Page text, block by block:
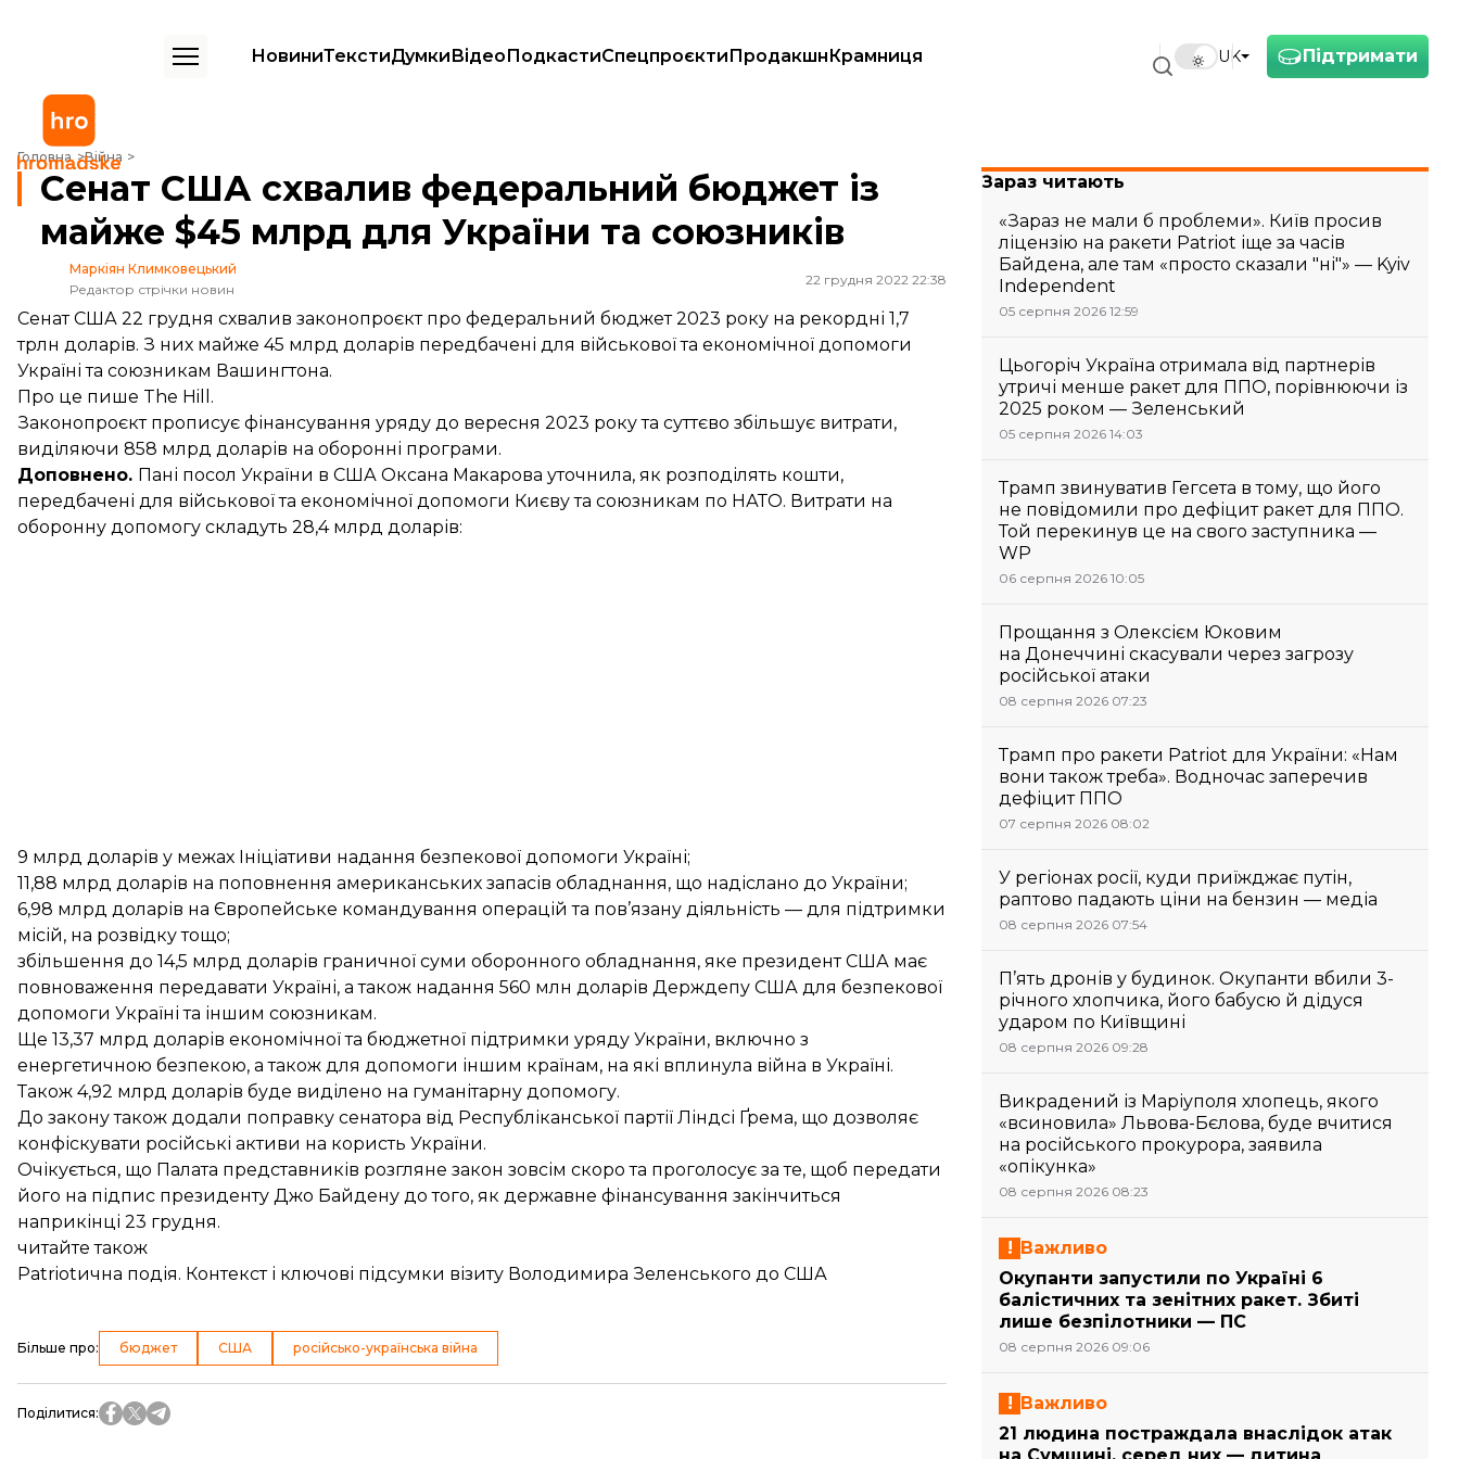
Підтримати
UK
НовиниТекстиДумкиВідеоПодкастиСпецпроєктиПродакшнКрамниця
Головна Війна
Cенат США схвалив федеральний бюджет із майже $45 млрд для України та союзників
Cенат США схвалив федеральний бюджет із
майже $45 млрд для України та союзників
Маркіян Климковецький
Редактор стрічки новин
22 грудня 2022 22:38
Сенат США 22 грудня схвалив законопроєкт про федеральний бюджет 2023 року на рекордні 1,7
трлн доларів. З них майже 45 млрд доларів передбачені для військової та економічної допомоги
Україні та союзникам Вашингтона.
Про це пише The Hill.
Законопроєкт прописує фінансування уряду до вересня 2023 року та суттєво збільшує витрати,
виділяючи 858 млрд доларів на оборонні програми.
Доповнено. Пані посол України в США Оксана Макарова уточнила, як розподілять кошти,
передбачені для військової та економічної допомоги Києву та союзникам по НАТО. Витрати на
оборонну допомогу складуть 28,4 млрд доларів:
9 млрд доларів у межах Ініціативи надання безпекової допомоги Україні;
11,88 млрд доларів на поповнення американських запасів обладнання, що надіслано до України;
6,98 млрд доларів на Європейське командування операцій та пов’язану діяльність — для підтримки
місій, на розвідку тощо;
збільшення до 14,5 млрд доларів граничної суми оборонного обладнання, яке президент США має
повноваження передавати Україні, а також надання 560 млн доларів Держдепу США для безпекової
допомоги Україні та іншим союзникам.
Ще 13,37 млрд доларів економічної та бюджетної підтримки уряду України, включно з
енергетичною безпекою, а також для допомоги іншим країнам, на які вплинула війна в Україні.
Також 4,92 млрд доларів буде виділено на гуманітарну допомогу.
До закону також додали поправку сенатора від Республіканської партії Ліндсі Ґрема, що дозволяє
конфіскувати російські активи на користь України.
Очікується, що Палата представників розгляне закон зовсім скоро та проголосує за те, щоб передати
його на підпис президенту Джо Байдену до того, як державне фінансування закінчиться
наприкінці 23 грудня.
читайте також
Patriotична подія. Контекст і ключові підсумки візиту Володимира Зеленського до США
Більше про: бюджет США російсько-українська війна
Поділитися:
Зараз читають
«Зараз не мали б проблеми». Київ просив
ліцензію на ракети Patriot іще за часів
Байдена, але там «просто сказали "ні"» — Kyiv
Independent
05 серпня 2026 12:59
Цьогоріч Україна отримала від партнерів
утричі менше ракет для ППО, порівнюючи із
2025 роком — Зеленський
05 серпня 2026 14:03
Трамп звинуватив Гегсета в тому, що його
не повідомили про дефіцит ракет для ППО.
Той перекинув це на свого заступника —
WP
06 серпня 2026 10:05
Прощання з Олексієм Юковим
на Донеччині скасували через загрозу
російської атаки
08 серпня 2026 07:23
Трамп про ракети Patriot для України: «Нам
вони також треба». Водночас заперечив
дефіцит ППО
07 серпня 2026 08:02
У регіонах росії, куди приїжджає путін,
раптово падають ціни на бензин — медіа
08 серпня 2026 07:54
П’ять дронів у будинок. Окупанти вбили 3-
річного хлопчика, його бабусю й дідуся
ударом по Київщині
08 серпня 2026 09:28
Викрадений із Маріуполя хлопець, якого
«всиновила» Львова-Бєлова, буде вчитися
на російського прокурора, заявила
«опікунка»
08 серпня 2026 08:23
Важливо
Окупанти запустили по Україні 6
балістичних та зенітних ракет. Збиті
лише безпілотники — ПС
08 серпня 2026 09:06
Важливо
21 людина постраждала внаслідок атак